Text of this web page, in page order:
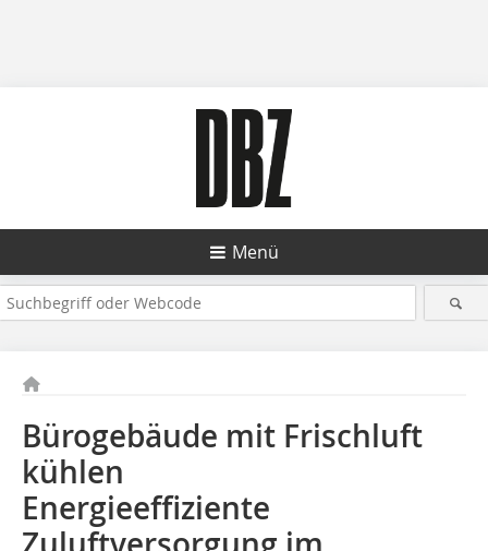
Menü
Bürogebäude mit Frischluft
kühlen
Energieeffiziente